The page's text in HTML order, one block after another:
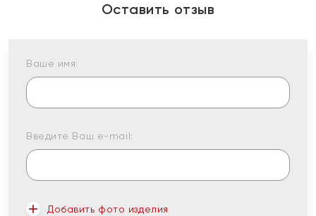
Оставить отзыв
Ваше имя:
Введите Ваш e-mail:
Добавить фото изделия